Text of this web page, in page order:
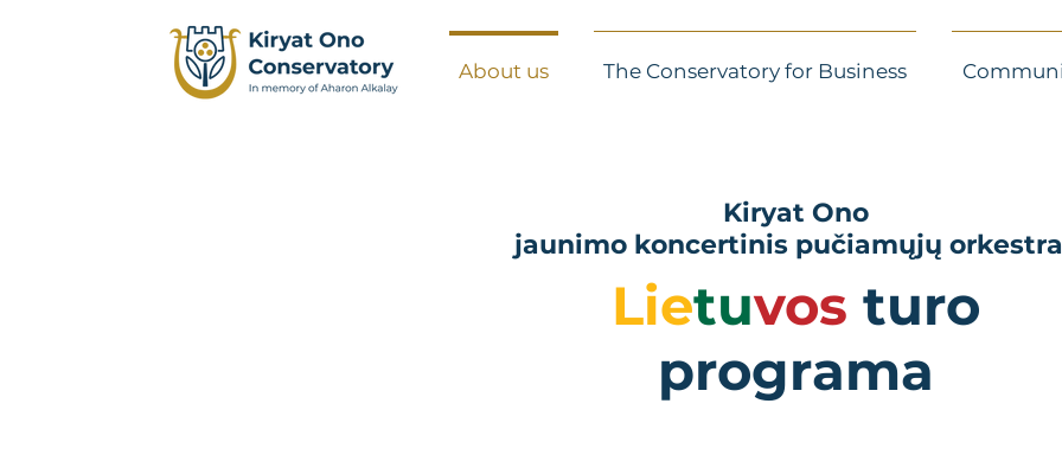
The Conservatory for Business
About us
Kiryat Ono
jaunimo koncertinis pučiamųjų
Lietuvos turo
programa